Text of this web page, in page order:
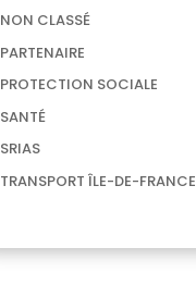
NON CLASSÉ
PARTENAIRE
PROTECTION SOCIALE
SANTÉ
SRIAS
TRANSPORT ÎLE-DE-FRANCE